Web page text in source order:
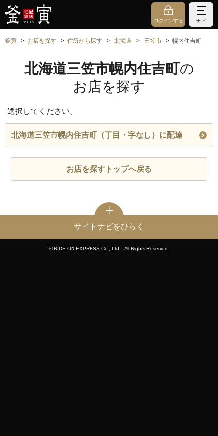
ログインする ナビ
釜寅 お店を探す 住所から探す 北海道 三笠市 幌内住吉町
北海道三笠市幌内住吉町の
お店を探す
選択してください。
北海道三笠市幌内住吉町（丁目・字なし）に配達
お店を探すトップへ戻る
サイトナビをひらく
© RIDE ON EXPRESS Co., Ltd．All Rights Reserved.